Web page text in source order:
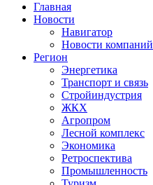
Главная
Новости
Навигатор
Новости компаний
Регион
Энергетика
Транспорт и связь
Стройиндустрия
ЖКХ
Агропром
Лесной комплекс
Экономика
Ретроспектива
Промышленность